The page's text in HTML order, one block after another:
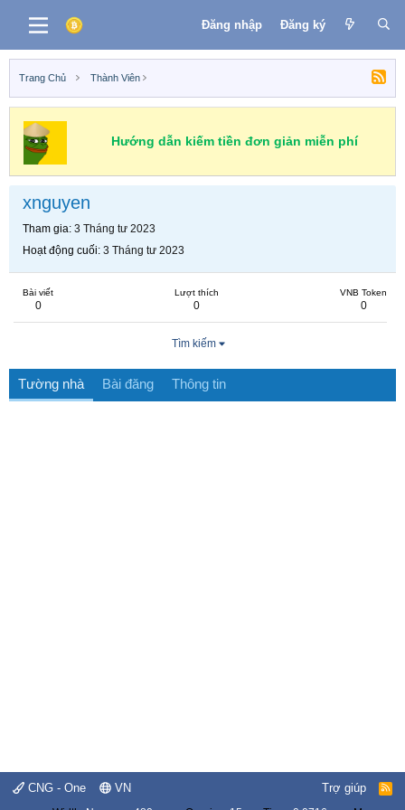
Đăng nhập Đăng ký
Trang Chủ Thành Viên
Hướng dẫn kiếm tiền đơn giản miễn phí
xnguyen
Tham gia 3 Tháng tư 2023
Hoạt động cuối 3 Tháng tư 2023
Bài viết
0
Lượt thích
0
VNB Token
0
Tìm kiếm
Tường nhà Bài đăng Thông tin
CNG - One VN Trợ giúp
R